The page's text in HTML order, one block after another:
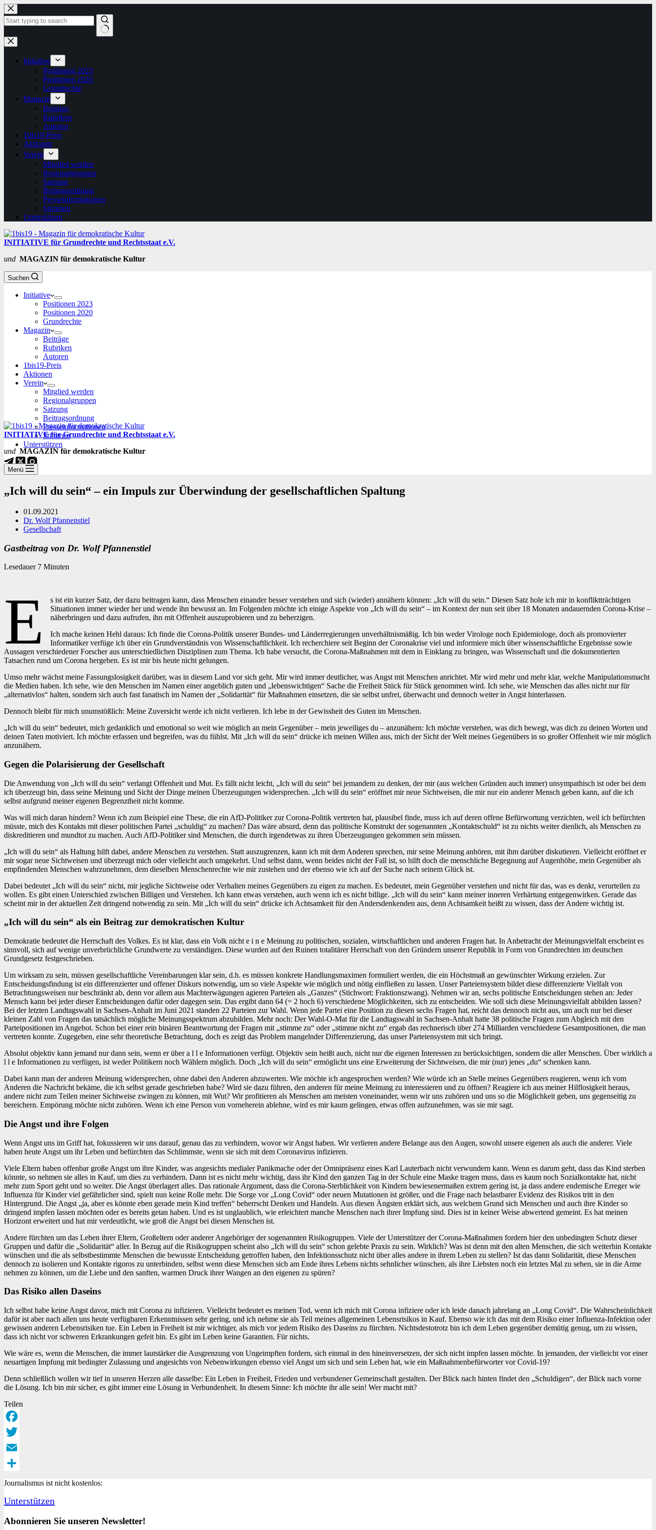
Zum
Inhalt
springen
Keine
Ergebnisse
Initiative
Positionen 2023
Positionen 2020
Grundrechte
Magazin
Beiträge
Rubriken
Autoren
1bis19-Preis
Aktionen
Verein
Mitglied werden
Regionalgruppen
Satzung
Beitragsordnung
Presseinformationen
Stimmen
Unterstützen
INITIATIVE für Grundrechte und Rechtsstaat e.V.
und MAGAZIN für demokratische Kultur
Suchen
Initiative
Positionen 2023
Positionen 2020
Grundrechte
Magazin
Beiträge
Rubriken
Autoren
1bis19-Preis
Aktionen
Verein
Mitglied werden
Regionalgruppen
Satzung
Beitragsordnung
Presseinformationen
Stimmen
Unterstützen
INITIATIVE für Grundrechte und Rechtsstaat e.V.
und MAGAZIN für demokratische Kultur
Menü
„Ich will du sein“ – ein Impuls zur Überwindung der gesellschaftlichen Spaltung
01.09.2021
Dr. Wolf Pfannenstiel
Gesellschaft
Gastbeitrag von Dr. Wolf Pfannenstiel
Lesedauer 7 Minuten
E
s ist ein kurzer Satz, der dazu beitragen kann, dass Menschen einander besser verstehen und sich (wieder) annähern können: „Ich will du sein.“ Diesen Satz hole ich mir in konfliktträchtigen
Situationen immer wieder her und wende ihn bewusst an. Im Folgenden möchte ich einige Aspekte von „Ich will du sein“ – im Kontext der nun seit über 18 Monaten andauernden Corona-Krise –
näherbringen und dazu aufrufen, ihn mit Offenheit auszuprobieren und zu beherzigen.
Ich mache keinen Hehl daraus: Ich finde die Corona-Politik unserer Bundes- und Länderregierungen unverhältnismäßig. Ich bin weder Virologe noch Epidemiologe, doch als promovierter
Informatiker verfüge ich über ein Grundverständnis von Wissenschaftlichkeit. Ich recherchiere seit Beginn der Coronakrise viel und informiere mich über wissenschaftliche Ergebnisse sowie
Aussagen verschiedener Forscher aus unterschiedlichen Disziplinen zum Thema. Ich habe versucht, die Corona-Maßnahmen mit dem in Einklang zu bringen, was Wissenschaft und die dokumentierten
Tatsachen rund um Corona hergeben. Es ist mir bis heute nicht gelungen.
Umso mehr wächst meine Fassungslosigkeit darüber, was in diesem Land vor sich geht. Mir wird immer deutlicher, was Angst mit Menschen anrichtet. Mir wird mehr und mehr klar, welche Manipulationsmacht
die Medien haben. Ich sehe, wie den Menschen im Namen einer angeblich guten und „lebenswichtigen“ Sache die Freiheit Stück für Stück genommen wird. Ich sehe, wie Menschen das alles nicht nur für
„alternativlos“ halten, sondern sich auch fast fanatisch im Namen der „Solidarität“ für Maßnahmen einsetzen, die sie selbst unfrei, überwacht und dennoch weiter in Angst hinterlassen.
Dennoch bleibt für mich unumstößlich: Meine Zuversicht werde ich nicht verlieren. Ich lebe in der Gewissheit des Guten im Menschen.
„Ich will du sein“ bedeutet, mich gedanklich und emotional so weit wie möglich an mein Gegenüber – mein jeweiliges du – anzunähern: Ich möchte verstehen, was dich bewegt, was dich zu deinen Worten und
deinen Taten motiviert. Ich möchte erfassen und begreifen, was du fühlst. Mit „Ich will du sein“ drücke ich meinen Willen aus, mich der Sicht der Welt meines Gegenübers in so großer Offenheit wie mir möglich
anzunähern.
Gegen die Polarisierung der Gesellschaft
Die Anwendung von „Ich will du sein“ verlangt Offenheit und Mut. Es fällt nicht leicht, „Ich will du sein“ bei jemandem zu denken, der mir (aus welchen Gründen auch immer) unsympathisch ist oder bei dem
ich überzeugt bin, dass seine Meinung und Sicht der Dinge meinen Überzeugungen widersprechen. „Ich will du sein“ eröffnet mir neue Sichtweisen, die mir nur ein anderer Mensch geben kann, auf die ich
selbst aufgrund meiner eigenen Begrenztheit nicht komme.
Was will mich daran hindern? Wenn ich zum Beispiel eine These, die ein AfD-Politiker zur Corona-Politik vertreten hat, plausibel finde, muss ich auf deren offene Befürwortung verzichten, weil ich befürchten
müsste, mich des Kontakts mit dieser politischen Partei „schuldig“ zu machen? Das wäre absurd, denn das politische Konstrukt der sogenannten „Kontaktschuld“ ist zu nichts weiter dienlich, als Menschen zu
diskreditieren und mundtot zu machen. Auch AfD-Politiker sind Menschen, die durch irgendetwas zu ihren Überzeugungen gekommen sein müssen.
„Ich will du sein“ als Haltung hilft dabei, andere Menschen zu verstehen. Statt auszugrenzen, kann ich mit dem Anderen sprechen, mir seine Meinung anhören, mit ihm darüber diskutieren. Vielleicht eröffnet er
mir sogar neue Sichtweisen und überzeugt mich oder vielleicht auch umgekehrt. Und selbst dann, wenn beides nicht der Fall ist, so hilft doch die menschliche Begegnung auf Augenhöhe, mein Gegenüber als
empfindenden Menschen wahrzunehmen, dem dieselben Menschenrechte wie mir zustehen und der ebenso wie ich auf der Suche nach seinem Glück ist.
Dabei bedeutet „Ich will du sein“ nicht, mir jegliche Sichtweise oder Verhalten meines Gegenübers zu eigen zu machen. Es bedeutet, mein Gegenüber verstehen und nicht für das, was es denkt, verurteilen zu
wollen. Es gibt einen Unterschied zwischen Billigen und Verstehen. Ich kann etwas verstehen, auch wenn ich es nicht billige. „Ich will du sein“ kann meiner inneren Verhärtung entgegenwirken. Gerade das
scheint mir in der aktuellen Zeit dringend notwendig zu sein. Mit „Ich will du sein“ drücke ich Achtsamkeit für den Andersdenkenden aus, denn Achtsamkeit heißt zu wissen, dass der Andere wichtig ist.
„Ich will du sein“ als ein Beitrag zur demokratischen Kultur
Demokratie bedeutet die Herrschaft des Volkes. Es ist klar, dass ein Volk nicht e i n e Meinung zu politischen, sozialen, wirtschaftlichen und anderen Fragen hat. In Anbetracht der Meinungsvielfalt erscheint es
sinnvoll, sich auf wenige unverbrüchliche Grundwerte zu verständigen. Diese wurden auf den Ruinen totalitärer Herrschaft von den Gründern unserer Republik in Form von Grundrechten im deutschen
Grundgesetz festgeschrieben.
Um wirksam zu sein, müssen gesellschaftliche Vereinbarungen klar sein, d.h. es müssen konkrete Handlungsmaximen formuliert werden, die ein Höchstmaß an gewünschter Wirkung erzielen. Zur
Entscheidungsfindung ist ein differenzierter und offener Diskurs notwendig, um so viele Aspekte wie möglich und nötig einfließen zu lassen. Unser Parteiensystem bildet diese differenzierte Vielfalt von
Betrachtungsweisen nur beschränkt ab, denn vor allem aus Machterwägungen agieren Parteien als „Ganzes“ (Stichwort: Fraktionszwang). Nehmen wir an, sechs politische Entscheidungen stehen an: Jeder
Mensch kann bei jeder dieser Entscheidungen dafür oder dagegen sein. Das ergibt dann 64 (= 2 hoch 6) verschiedene Möglichkeiten, sich zu entscheiden. Wie soll sich diese Meinungsvielfalt abbilden lassen?
Bei der letzten Landtagswahl in Sachsen-Anhalt im Juni 2021 standen 22 Parteien zur Wahl. Wenn jede Partei eine Position zu diesen sechs Fragen hat, reicht das dennoch nicht aus, um auch nur bei dieser
kleinen Zahl von Fragen das tatsächlich mögliche Meinungsspektrum abzubilden. Mehr noch: Der Wahl-O-Mat für die Landtagswahl in Sachsen-Anhalt hatte 38 politische Fragen zum Abgleich mit den
Parteipositionen im Angebot. Schon bei einer rein binären Beantwortung der Fragen mit „stimme zu“ oder „stimme nicht zu“ ergab das rechnerisch über 274 Milliarden verschiedene Gesamtpositionen, die man
vertreten konnte. Zugegeben, eine sehr theoretische Betrachtung, doch es zeigt das Problem mangelnder Differenzierung, das unser Parteiensystem mit sich bringt.
Absolut objektiv kann jemand nur dann sein, wenn er über a l l e Informationen verfügt. Objektiv sein heißt auch, nicht nur die eigenen Interessen zu berücksichtigen, sondern die aller Menschen. Über wirklich a
l l e Informationen zu verfügen, ist weder Politikern noch Wählern möglich. Doch „Ich will du sein“ ermöglicht uns eine Erweiterung der Sichtweisen, die mir (nur) jenes „du“ schenken kann.
Dabei kann man der anderen Meinung widersprechen, ohne dabei den Anderen abzuwerten. Wie möchte ich angesprochen werden? Wie würde ich an Stelle meines Gegenübers reagieren, wenn ich vom
Anderen die Nachricht bekäme, die ich selbst gerade geschrieben habe? Wird sie dazu führen, den anderen für meine Meinung zu interessieren und zu öffnen? Reagiere ich aus meiner Hilflosigkeit heraus,
andere nicht zum Teilen meiner Sichtweise zwingen zu können, mit Wut? Wir profitieren als Menschen am meisten voneinander, wenn wir uns zuhören und uns so die Möglichkeit geben, uns gegenseitig zu
bereichern. Empörung möchte nicht zuhören. Wenn ich eine Person von vorneherein ablehne, wird es mir kaum gelingen, etwas offen aufzunehmen, was sie mir sagt.
Die Angst und ihre Folgen
Wenn Angst uns im Griff hat, fokussieren wir uns darauf, genau das zu verhindern, wovor wir Angst haben. Wir verlieren andere Belange aus den Augen, sowohl unsere eigenen als auch die anderer. Viele
haben heute Angst um ihr Leben und befürchten das Schlimmste, wenn sie sich mit dem Coronavirus infizieren.
Viele Eltern haben offenbar große Angst um ihre Kinder, was angesichts medialer Panikmache oder der Omnipräsenz eines Karl Lauterbach nicht verwundern kann. Wenn es darum geht, dass das Kind sterben
könnte, so nehmen sie alles in Kauf, um dies zu verhindern. Dann ist es nicht mehr wichtig, dass ihr Kind den ganzen Tag in der Schule eine Maske tragen muss, dass es kaum noch Sozialkontakte hat, nicht
mehr zum Sport geht und so weiter. Die Angst überlagert alles. Das rationale Argument, dass die Corona-Sterblichkeit von Kindern bewiesenermaßen extrem gering ist, ja dass andere endemische Erreger wie
Influenza für Kinder viel gefährlicher sind, spielt nun keine Rolle mehr. Die Sorge vor „Long Covid“ oder neuen Mutationen ist größer, und die Frage nach belastbarer Evidenz des Risikos tritt in den
Hintergrund. Die Angst „ja, aber es könnte eben gerade mein Kind treffen“ beherrscht Denken und Handeln. Aus diesen Ängsten erklärt sich, aus welchem Grund sich Menschen und auch ihre Kinder so
dringend impfen lassen möchten oder es bereits getan haben. Und es ist unglaublich, wie erleichtert manche Menschen nach ihrer Impfung sind. Dies ist in keiner Weise abwertend gemeint. Es hat meinen
Horizont erweitert und hat mir verdeutlicht, wie groß die Angst bei diesen Menschen ist.
Andere fürchten um das Leben ihrer Eltern, Großeltern oder anderer Angehöriger der sogenannten Risikogruppen. Viele der Unterstützer der Corona-Maßnahmen fordern hier den unbedingten Schutz dieser
Gruppen und dafür die „Solidarität“ aller. In Bezug auf die Risikogruppen scheint also „Ich will du sein“ schon gelebte Praxis zu sein. Wirklich? Was ist denn mit den alten Menschen, die sich weiterhin Kontakte
wünschen und die als selbstbestimmte Menschen die bewusste Entscheidung getroffen haben, den Infektionsschutz nicht über alles andere in ihrem Leben zu stellen? Ist das dann Solidarität, diese Menschen
dennoch zu isolieren und Kontakte rigoros zu unterbinden, selbst wenn diese Menschen sich am Ende ihres Lebens nichts sehnlicher wünschen, als ihre Liebsten noch ein letztes Mal zu sehen, sie in die Arme
nehmen zu können, um die Liebe und den sanften, warmen Druck ihrer Wangen an den eigenen zu spüren?
Das Risiko allen Daseins
Ich selbst habe keine Angst davor, mich mit Corona zu infizieren. Vielleicht bedeutet es meinen Tod, wenn ich mich mit Corona infiziere oder ich leide danach jahrelang an „Long Covid“. Die Wahrscheinlichkeit
dafür ist aber nach allen uns heute verfügbaren Erkenntnissen sehr gering, und ich nehme sie als Teil meines allgemeinen Lebensrisikos in Kauf. Ebenso wie ich das mit dem Risiko einer Influenza-Infektion oder
gewissen anderen Lebensrisiken tue. Ein Leben in Freiheit ist mir wichtiger, als mich vor jedem Risiko des Daseins zu fürchten. Nichtsdestotrotz bin ich dem Leben gegenüber demütig genug, um zu wissen,
dass ich nicht vor schweren Erkrankungen gefeit bin. Es gibt im Leben keine Garantien. Für nichts.
Wie wäre es, wenn die Menschen, die immer lautstärker die Ausgrenzung von Ungeimpften fordern, sich einmal in den hineinversetzen, der sich nicht impfen lassen möchte. In jemanden, der vielleicht vor einer
neuartigen Impfung mit bedingter Zulassung und angesichts von Nebenwirkungen ebenso viel Angst um sich und sein Leben hat, wie ein Maßnahmenbefürworter vor Covid-19?
Denn schließlich wollen wir tief in unseren Herzen alle dasselbe: Ein Leben in Freiheit, Frieden und verbundener Gemeinschaft gestalten. Der Blick nach hinten findet den „Schuldigen“, der Blick nach vorne
die Lösung. Ich bin mir sicher, es gibt immer eine Lösung in Verbundenheit. In diesem Sinne: Ich möchte ihr alle sein! Wer macht mit?
Teilen
Facebook
Twitter
Email
Teilen
Journalismus ist nicht kostenlos:
Unterstützen
Abonnieren Sie unseren Newsletter!